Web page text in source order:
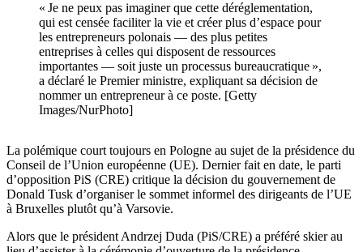
« Je ne peux pas imaginer que cette déréglementation,
qui est censée faciliter la vie et créer plus d’espace pour
les entrepreneurs polonais — des plus petites
entreprises à celles qui disposent de ressources
importantes — soit juste un processus bureaucratique »,
a déclaré le Premier ministre, expliquant sa décision de
nommer un entrepreneur à ce poste. [Getty
Images/NurPhoto]
La polémique court toujours en Pologne au sujet de la présidence du
Conseil de l’Union européenne (UE). Dernier fait en date, le parti
d’opposition PiS (CRE) critique la décision du gouvernement de
Donald Tusk d’organiser le sommet informel des dirigeants de l’UE
à Bruxelles plutôt qu’à Varsovie.
Alors que le président Andrzej Duda (PiS/CRE) a préféré skier au